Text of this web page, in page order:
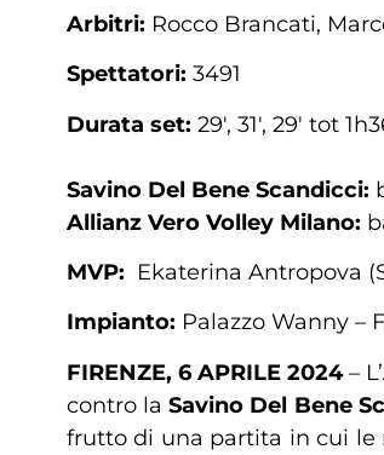
Arbitri: Rocco Brancati,
Spettatori: 3491
Durata set: 29′, 31′, 29′ tot
Savino Del Bene Scandicci:
Allianz Vero Volley Milano:
MVP: Ekaterina Antropova
Impianto: Palazzo Wanny –
FIRENZE, 6 APRILE 2024– L’
contro laSavino Del Bene
frutto di una partita in cui le